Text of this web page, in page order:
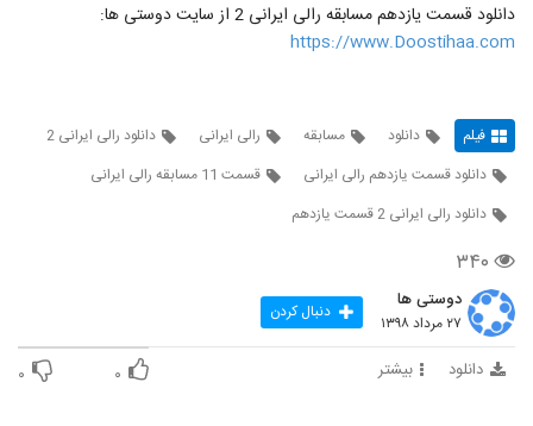
دانلود قسمت یازدهم مسابقه رالی ایرانی 2 از سایت دوستی ها:
https://www.Doostihaa.com
فیلم دانلود مسابقه رالی ایرانی
دانلود رالی ایرانی 2
دانلود قسمت یازدهم رالی ایرانی
قسمت 11 مسابقه رالی ایرانی
دانلود رالی ایرانی 2 قسمت یازدهم
۳۴۰
دوستی ها
۲۷ مرداد ۱۳۹۸ دنبال کردن
دانلود بیشتر ۰ ۰